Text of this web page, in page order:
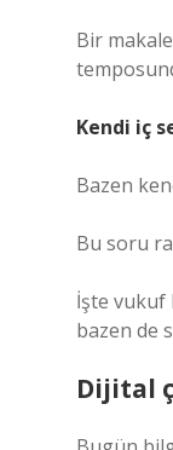
Bir
Kendi iç
Bazen
Bu soru
İşte vukuf
bazen de
Dijital